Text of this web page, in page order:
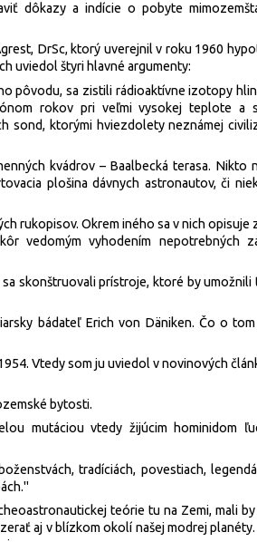
dôkazy a indície o pobyte
DrSc, ktorý uverejnil v roku 1960
uviedol štyri hlavné argumenty:
pôvodu, sa zistili rádioaktívne izotopy
rokov pri veľmi vysokej teplote a
sond, ktorými hviezdolety neznámej
kvádrov – Baalbecká terasa. Nikto
plošina dávnych astronautov, či
rukopisov. Okrem iného sa v nich opisuje
vedomým vyhodením nepotrebných
skonštruovali prístroje, ktoré by umožnili
bádateľ Erich von Däniken. Čo o tom
Vtedy som ju uviedol v novinových
bytosti.
mutáciou vtedy žijúcim hominidom
tradíciách, povestiach,
teórie tu na Zemi, mali by
aj v blízkom okolí našej modrej